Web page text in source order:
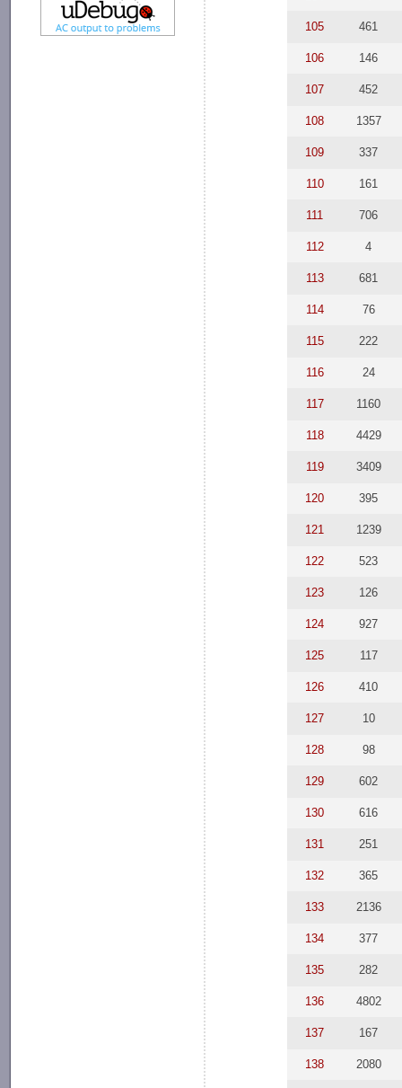
105 461
106 146
107 452
108 1357
109 337
110 161
111 706
112 4
113 681
114 76
115 222
116 24
117 1160
118 4429
119 3409
120 395
121 1239
122 523
123 126
124 927
125 117
126 410
127 10
128 98
129 602
130 616
131 251
132 365
133 2136
134 377
135 282
136 4802
137 167
138 2080